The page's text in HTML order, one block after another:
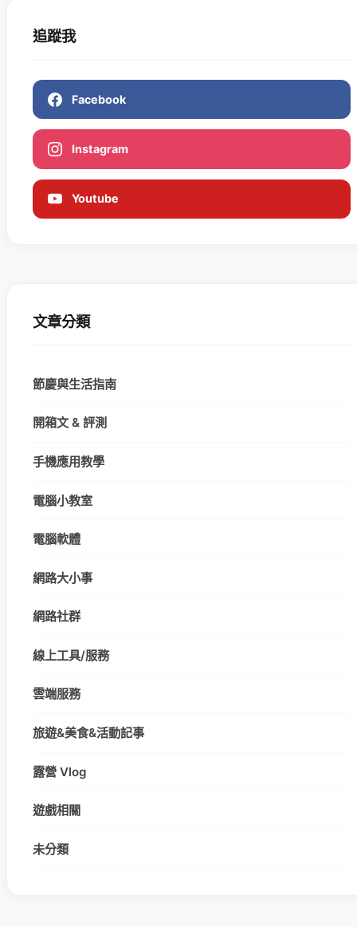
追蹤我
Facebook
Instagram
Youtube
文章分類
節慶與生活指南
開箱文 & 評測
手機應用教學
電腦小教室
電腦軟體
網路大小事
網路社群
線上工具/服務
雲端服務
旅遊&美食&活動記事
露營 Vlog
遊戲相關
未分類